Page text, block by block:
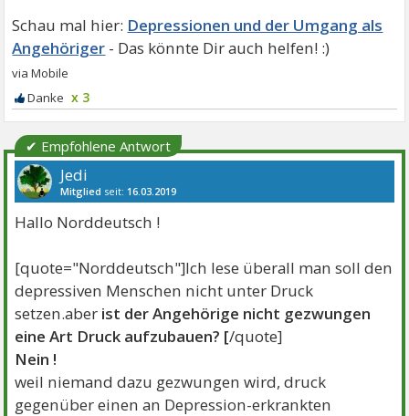
Depressionen und der Umgang als
Angehöriger
x 3
✔ Empfohlene Antwort
Jedi
Mitglied seit: 16.03.2019
Hallo Norddeutsch !
[quote="Norddeutsch"]Ich lese überall man soll den
depressiven Menschen nicht unter Druck
setzen.aber ist der Angehörige nicht gezwungen
eine Art Druck aufzubauen? [/quote]
Nein !
weil niemand dazu gezwungen wird, druck
gegenüber einen an Depression-erkrankten